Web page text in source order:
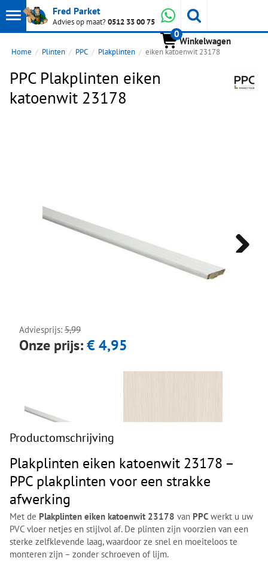
Toon
hoofdmenu
Fred Parket
Advies op maat?0512 33 00 75 Whatsapp
0
Winkelwagen
Home Plinten PPC Plakplinten eiken katoenwit 23178
PPC Plakplinten eiken
katoenwit 23178
Adviesprijs: 5,99
Onze prijs:€ 4,95
Productomschrijving
Plakplinten eiken katoenwit 23178 –
PPC plakplinten voor een strakke
afwerking
Met de Plakplinten eiken katoenwit 23178 van PPC werkt u uw
PVC vloer netjes en stijlvol af. De plinten zijn voorzien van een
sterke zelfklevende laag, waardoor ze snel en moeiteloos te
monteren zijn – zonder schroeven of lijm.